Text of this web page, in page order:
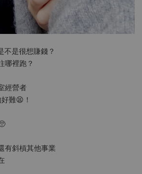
不是很想賺錢？
哪裡跑？
經營者
難😫！
有斜槓其他事業